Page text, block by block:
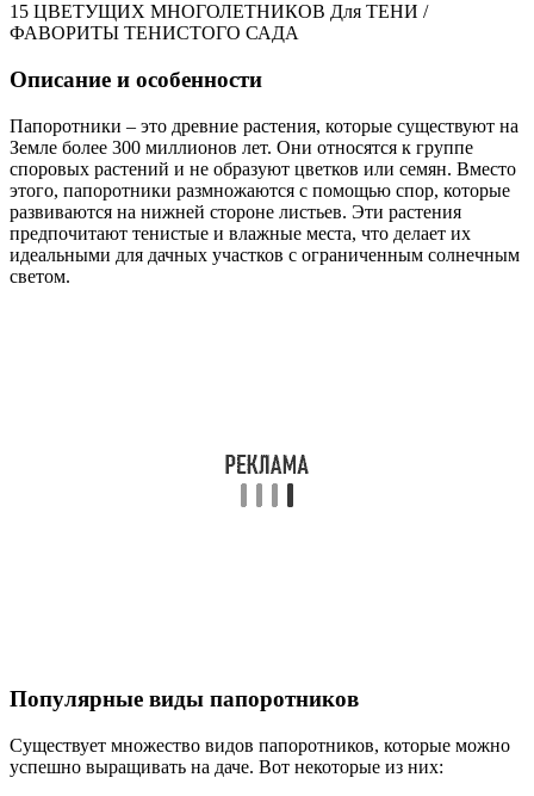
15 ЦВЕТУЩИХ МНОГОЛЕТНИКОВ Для ТЕНИ /
ФАВОРИТЫ ТЕНИСТОГО САДА
Описание и особенности
Папоротники – это древние растения, которые существуют на
Земле более 300 миллионов лет. Они относятся к группе
споровых растений и не образуют цветков или семян. Вместо
этого, папоротники размножаются с помощью спор, которые
развиваются на нижней стороне листьев. Эти растения
предпочитают тенистые и влажные места, что делает их
идеальными для дачных участков с ограниченным солнечным
светом.
Популярные виды папоротников
Существует множество видов папоротников, которые можно
успешно выращивать на даче. Вот некоторые из них: